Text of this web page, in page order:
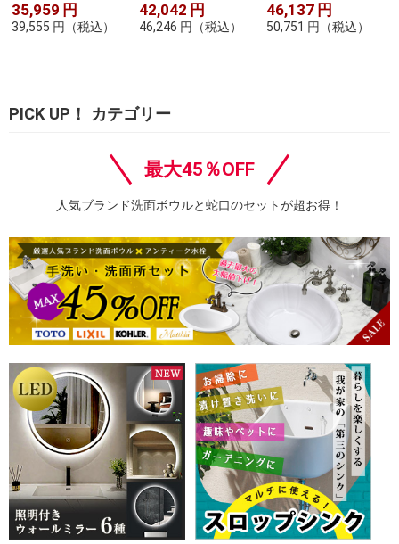
35,959 円
39,555 円 （税込）
42,042 円
46,246 円 （税込）
46,137 円
50,751 円 （税込）
PICK UP！ カテゴリー
最大45％OFF
人気ブランド洗面ボウルと蛇口のセットが超お得！